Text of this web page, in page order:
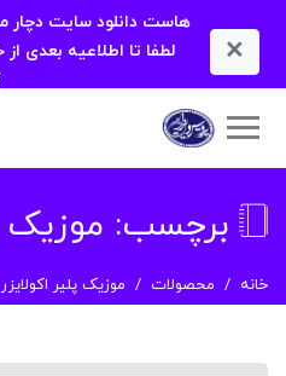
×
هاست دانلود سایت
لطفا تا اطلاعیه بعدی
برچسب: موزیک
خانه محصولات موزیک پلیر اکولایزر -